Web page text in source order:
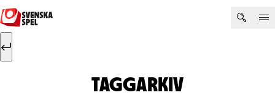
Hoppa till innehåll
Sök efter:
TAGGARKIV